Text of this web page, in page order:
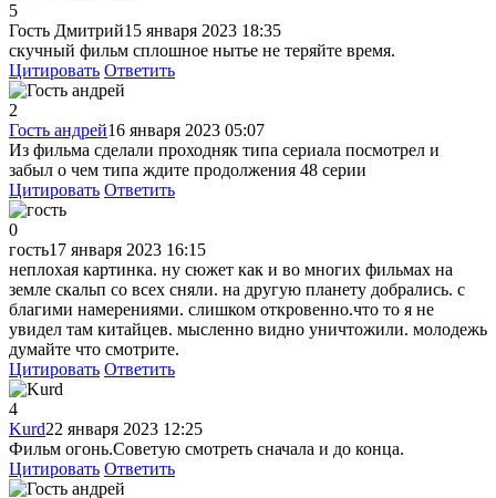
5
Гость Дмитрий15 января 2023 18:35
скучный фильм сплошное нытье не теряйте время.
Цитировать Ответить
2
Гость андрей16 января 2023 05:07
Из фильма сделали проходняк типа сериала посмотрел и
забыл о чем типа ждите продолжения 48 серии
Цитировать Ответить
0
гость17 января 2023 16:15
неплохая картинка. ну сюжет как и во многих фильмах на
земле скальп со всех сняли. на другую планету добрались. с
благими намерениями. слишком откровенно.что то я не
увидел там китайцев. мысленно видно уничтожили. молодежь
думайте что смотрите.
Цитировать Ответить
4
Kurd22 января 2023 12:25
Фильм огонь.Советую смотреть сначала и до конца.
Цитировать Ответить